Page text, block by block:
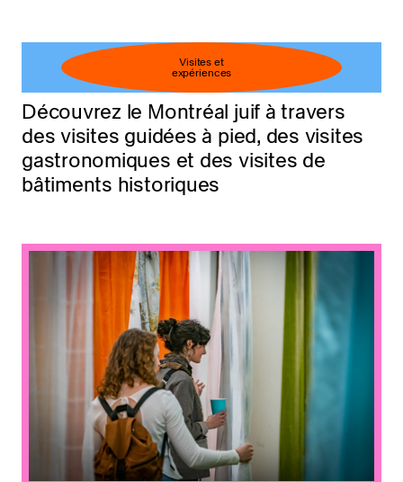
Visites et
expériences
Découvrez le Montréal juif à travers
des visites guidées à pied, des visites
gastronomiques et des visites de
bâtiments historiques